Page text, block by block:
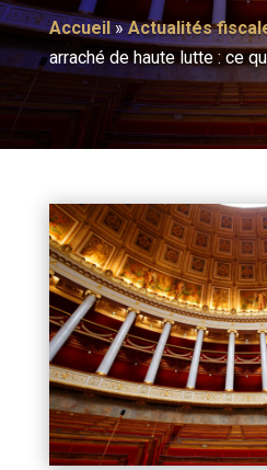
Accueil»Actualités
arraché de haute lutte : ce